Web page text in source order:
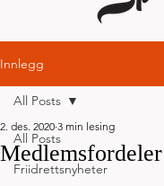
Innlegg
All Posts
Friidrettsnyheter
All Posts
2. des. 2020 3 min lesing